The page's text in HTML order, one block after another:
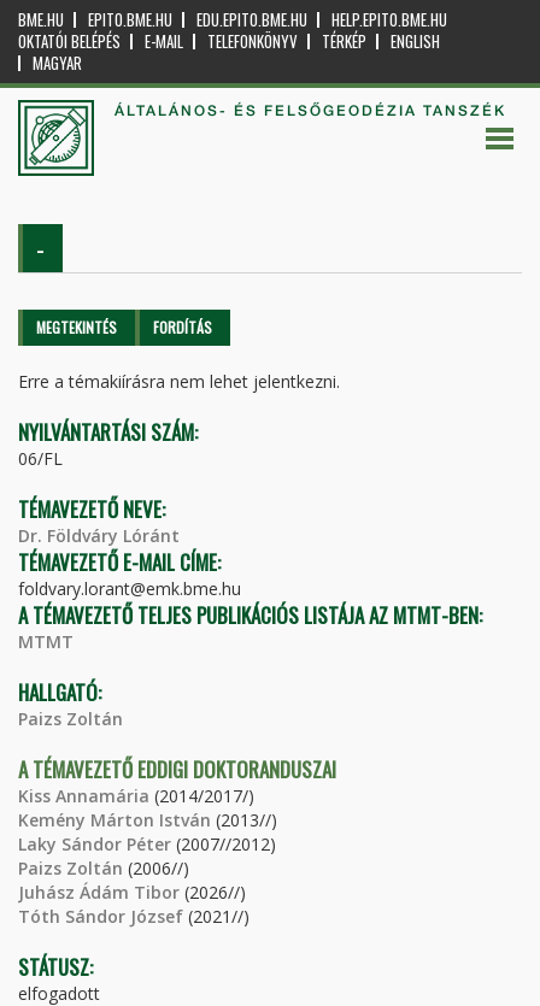
BME.HU EPITO.BME.HU EDU.EPITO.BME.HU
HELP.EPITO.BME.HU
OKTATÓI BELÉPÉS
E-MAIL TELEFONKÖNYV TÉRKÉP
ENGLISH
MAGYAR
ÁLTALÁNOS- ÉS FELSŐGEODÉZIA TANSZÉK
-
Elsődleges fülek
MEGTEKINTÉS (AKTÍVFORDÍTÁS
Erre a témakiírásra nem lehet jelentkezni.
NYILVÁNTARTÁSI SZÁM:
06/FL
TÉMAVEZETŐ NEVE:
Dr. Földváry Lóránt
TÉMAVEZETŐ E-MAIL CÍME:
foldvary.lorant@emk.bme.hu
A TÉMAVEZETŐ TELJES PUBLIKÁCIÓS LISTÁJA AZ MTMT-BEN:
MTMT
HALLGATÓ:
Paizs Zoltán
A TÉMAVEZETŐ EDDIGI DOKTORANDUSZAI
Kiss Annamária (2014/2017/)
Kemény Márton István (2013//)
Laky Sándor Péter (2007//2012)
Paizs Zoltán (2006//)
Juhász Ádám Tibor (2026//)
Tóth Sándor József (2021//)
STÁTUSZ:
elfogadott